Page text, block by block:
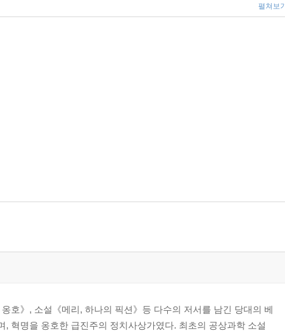
펼쳐보기
호》, 소설《메리, 하나의 픽션》등 다수의 저서를 남긴 당대의 베
혁명을 옹호한 급진주의 정치사상가였다. 최초의 공상과학 소설